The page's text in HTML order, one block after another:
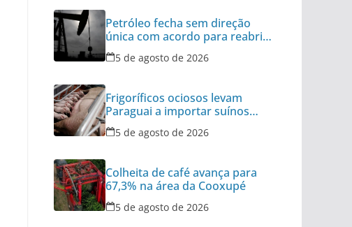
Petróleo fecha sem direção
única com acordo para reabrir
Ormuz no radar
5 de agosto de 2026
Frigoríficos ociosos levam
Paraguai a importar suínos
vivos do Brasil
5 de agosto de 2026
Colheita de café avança para
67,3% na área da Cooxupé
5 de agosto de 2026